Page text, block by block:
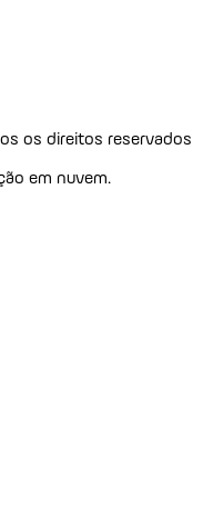
os direitos reservados
em nuvem.